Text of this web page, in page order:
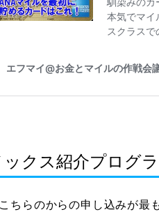
ックス紹介プログ
ちらのからの申し込みが最